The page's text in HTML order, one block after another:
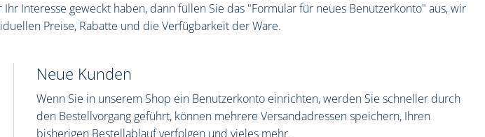
Interesse geweckt haben, dann füllen Sie das "Formular für neues Benutzerkonto" aus, wir
Preise, Rabatte und die Verfügbarkeit der Ware.
Neue Kunden
Wenn Sie in unserem Shop ein Benutzerkonto einrichten, werden Sie schneller durch
den Bestellvorgang geführt, können mehrere Versandadressen speichern, Ihren
bisherigen Bestellablauf verfolgen und vieles mehr.